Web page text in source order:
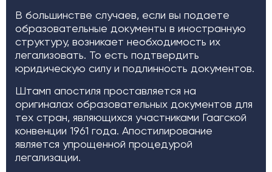
В большинстве случаев, если вы подаете
образовательные документы в иностранную
структуру, возникает необходимость их
легализовать. То есть подтвердить
юридическую силу и подлинность документов.
Штамп апостиля проставляется на
оригиналах образовательных документов для
тех стран, являющихся участниками Гаагской
конвенции 1961 года. Апостилирование
является упрощенной процедурой
легализации.